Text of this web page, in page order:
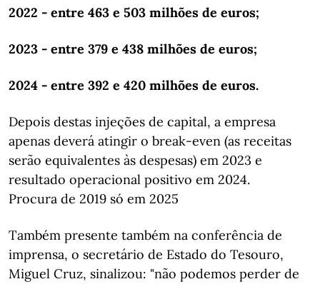
2022 - entre 463 e 503 milhões de euros;
2023 - entre 379 e 438 milhões de euros;
2024 - entre 392 e 420 milhões de euros.
Depois destas injeções de capital, a empresa
apenas deverá atingir o break-even (as receitas
serão equivalentes às despesas) em 2023 e
resultado operacional positivo em 2024.
Procura de 2019 só em 2025
Também presente também na conferência de
imprensa, o secretário de Estado do Tesouro,
Miguel Cruz, sinalizou: "não podemos perder de